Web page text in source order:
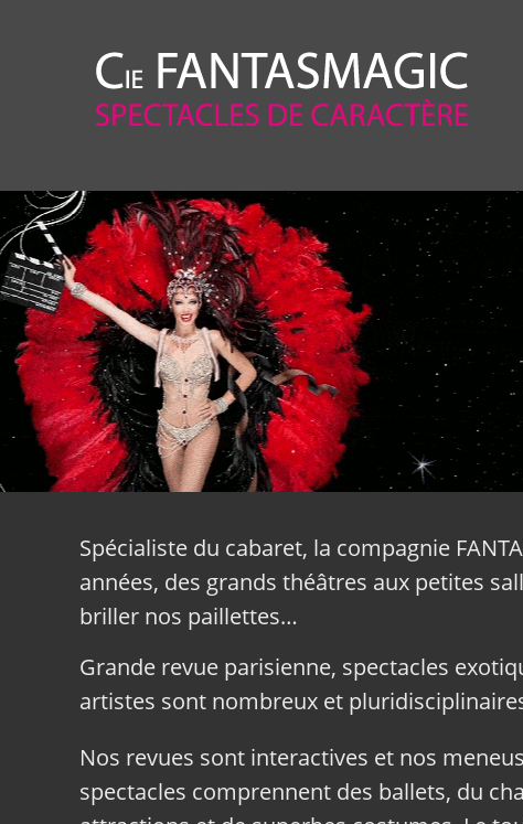
Spécialiste du cabaret, la compagnie
années, des grands théâtres aux petites
briller nos paillettes…
Grande revue parisienne, spectacles
artistes sont nombreux et
Nos revues sont interactives et nos
spectacles comprennent des ballets, du